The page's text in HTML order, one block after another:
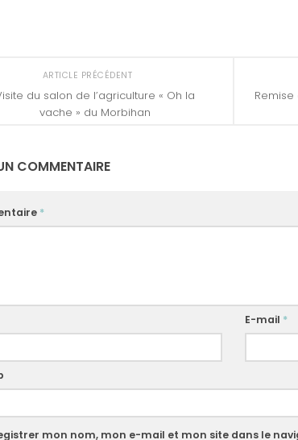
ARTICLE PRÉCÉDENT
du salon de l’agriculture « Oh la
vache » du Morbihan
COMMENTAIRE
*
E-mail *
mon nom, mon e-mail et mon site dans le